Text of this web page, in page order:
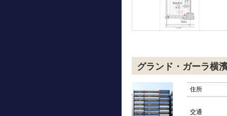
グランド・ガーラ横
住所
交通